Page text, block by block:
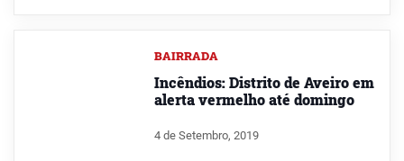
BAIRRADA
Incêndios: Distrito de Aveiro em
alerta vermelho até domingo
4 de Setembro, 2019